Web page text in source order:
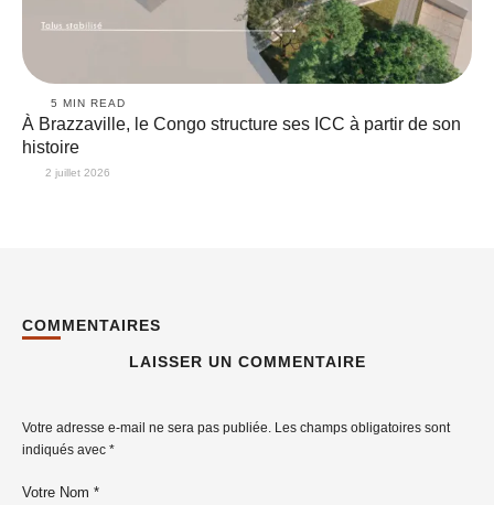
5 MIN READ
À Brazzaville, le Congo structure ses ICC à partir de son
histoire
2 juillet 2026
COMMENTAIRES
LAISSER UN COMMENTAIRE
Votre adresse e-mail ne sera pas publiée. Les champs obligatoires sont
indiqués avec *
Votre Nom *